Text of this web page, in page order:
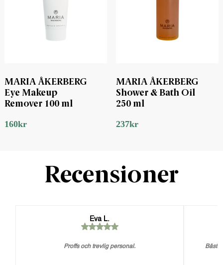
MARIA ÅKERBERG
Eye Makeup
Remover 100 ml
160kr
MARIA ÅKERBERG
Shower & Bath Oil
250 ml
237kr
Recensioner
Eva L.
Proffs och trevlig personal. Bästa